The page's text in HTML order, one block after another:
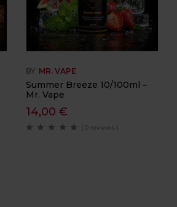
BY MR. VAPE
Summer Breeze 10/100ml –
Mr. Vape
14,00 €
( 0 reviews )